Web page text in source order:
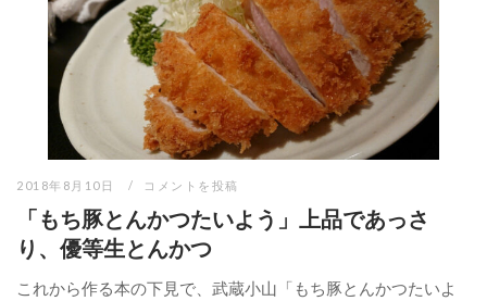
2018年8月10日 コメントを投稿
「もち豚とんかつたいよう」上品であっさ
り、優等生とんかつ
これから作る本の下見で、武蔵小山「もち豚とんかつたいよ